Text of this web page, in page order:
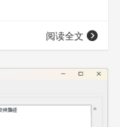
阅读全文